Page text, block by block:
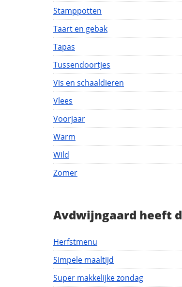
Stamppotten
Taart en gebak
Tapas
Tussendoortjes
Vis en schaaldieren
Vlees
Voorjaar
Warm
Wild
Zomer
Avdwijngaard heeft
Herfstmenu
Simpele maaltijd
Super makkelijke zondag